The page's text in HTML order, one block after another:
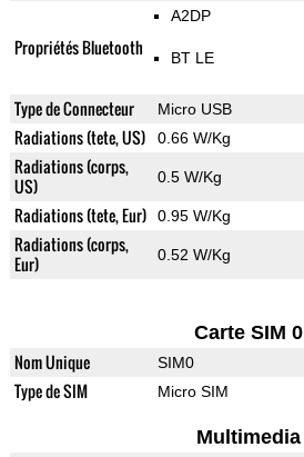
Propriétés Bluetooth
A2DP
BT LE
Type de Connecteur Micro USB
Radiations (tete, US) 0.66 W/Kg
Radiations (corps,
US)
0.5 W/Kg
Radiations (tete, Eur) 0.95 W/Kg
Radiations (corps,
Eur)
0.52 W/Kg
Carte SIM 0
Nom Unique SIM0
Type de SIM Micro SIM
Multimedia